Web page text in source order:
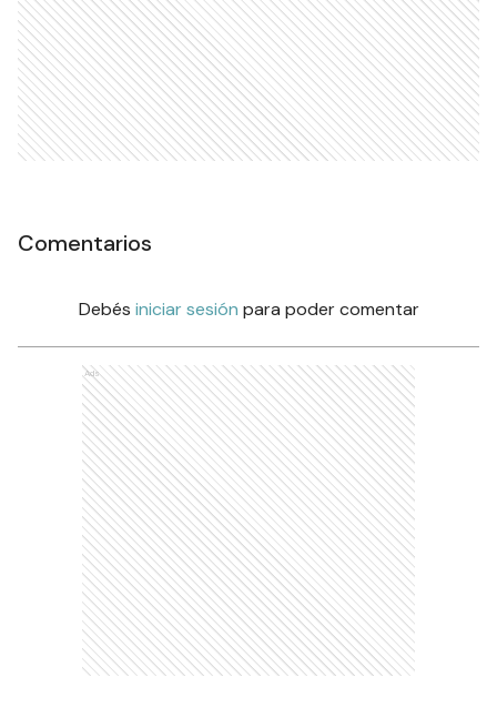
Comentarios
Debés iniciar sesión para poder comentar
Ads